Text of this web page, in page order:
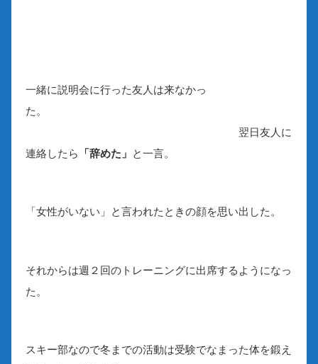
一緒に説明会に行った友人は来なかっ
た。
翌日友人に
連絡したら
「辞めた」 と一言。
「女性がいない」と言われたときの顔を思い出した。
それからは週２回のトレーニングに出席するようになっ
た。
スキー部なので冬までの活動は受験でなまった体を鍛え